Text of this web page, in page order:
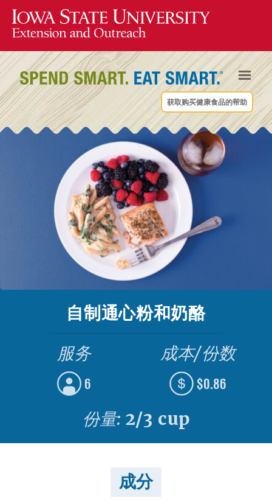
获取购买健康食品的帮助
自制通心粉和奶酪
服务
6
成本/份数
$0.86
份量: 2/3 cup
成分